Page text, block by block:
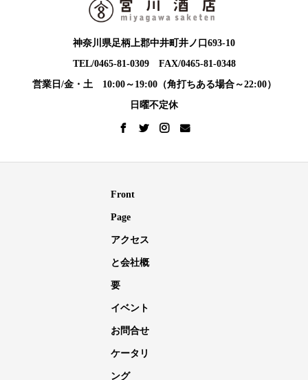
神奈川県足柄上郡中井町井ノ口693-10
TEL/0465-81-0309 FAX/0465-81-0348
営業日/金・土 10:00～19:00（角打ちある場合～22:00）
日曜不定休
Front
Page
アクセス
と会社概
要
イベント
お問合せ
ケータリ
ング